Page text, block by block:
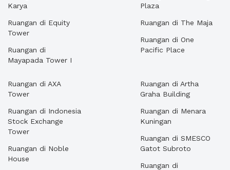
Karya
Ruangan di Equity
Tower
Ruangan di
Mayapada Tower I
Plaza
Ruangan di The Maja
Ruangan di One
Pacific Place
Ruangan di AXA
Tower
Ruangan di Indonesia
Stock Exchange
Tower
Ruangan di Noble
House
Ruangan di Artha
Graha Building
Ruangan di Menara
Kuningan
Ruangan di SMESCO
Gatot Subroto
Ruangan di